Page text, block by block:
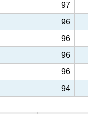
97
96
96
96
96
94